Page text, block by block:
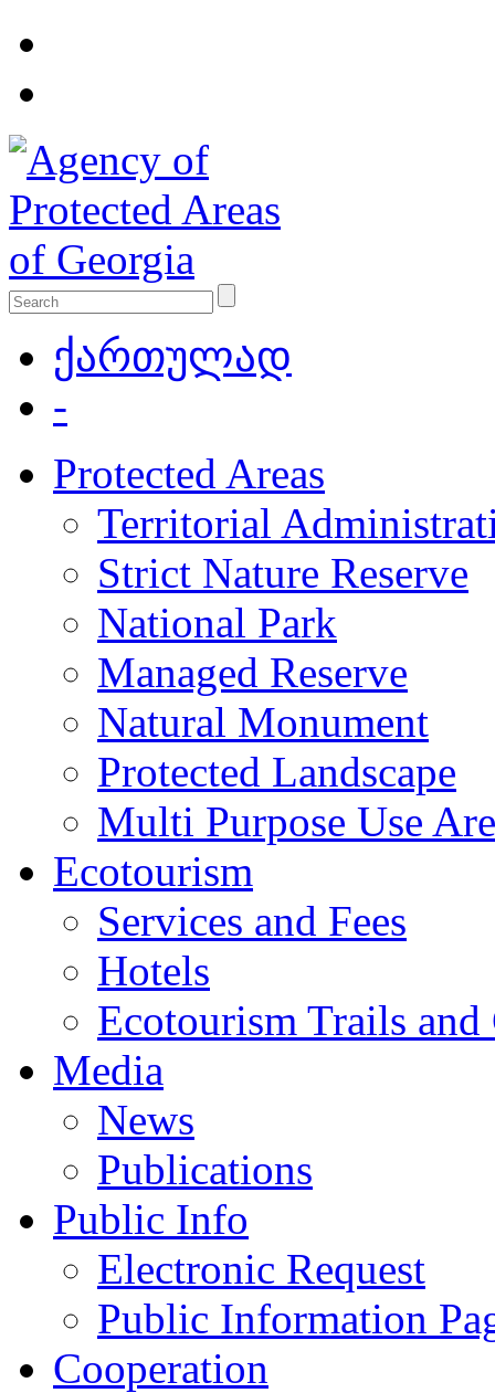
ქართულად
-
Protected Areas
Territorial
Strict Nature Reserve
National Park
Managed Reserve
Natural Monument
Protected Landscape
Multi Purpose Use
Ecotourism
Services and Fees
Hotels
Ecotourism Trails and
Media
News
Publications
Public Info
Electronic Request
Public Information
Cooperation